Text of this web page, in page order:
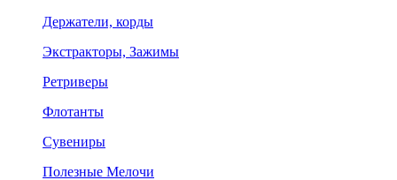
Держатели, корды
Экстракторы, Зажимы
Ретриверы
Флотанты
Сувениры
Полезные Мелочи